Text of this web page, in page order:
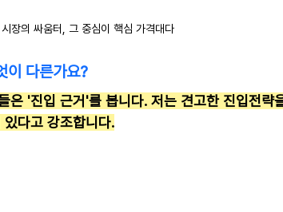
시장의 싸움터, 그 중심이 핵심 가격대다
이 다른가요?
은 '진입 근거'를 봅니다. 저는 견고한 진입전략
다고 강조합니다.